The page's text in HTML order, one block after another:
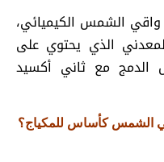
الشمس الكيميائي،
الذي يحتوي على
الدمج مع ثاني أكسيد
الشمس كأساس للمكياج؟